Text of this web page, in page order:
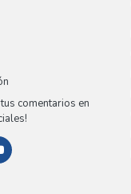
comentarios en